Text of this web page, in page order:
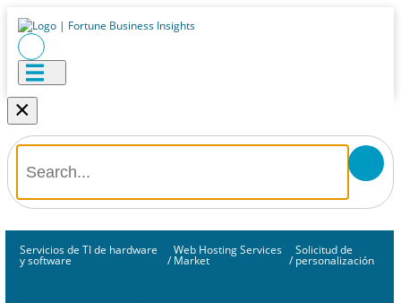
×
Servicios de TI de hardware
y software /
Web Hosting Services
Market /
Solicitud de
personalización